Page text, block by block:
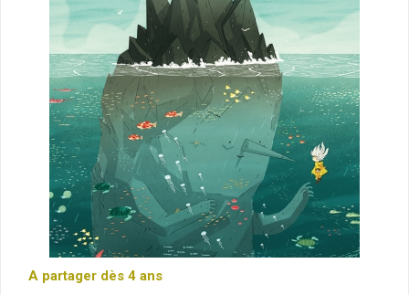
A partager dès 4 ans